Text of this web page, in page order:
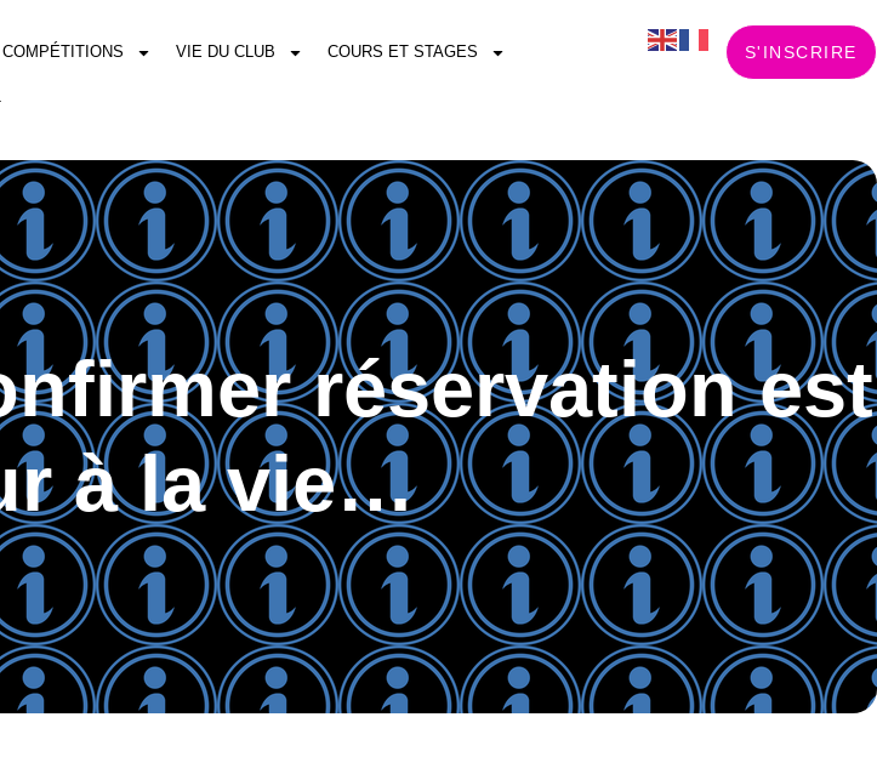
VIE DU CLUB COURS ET STAGES S'INSCRIRE
réservation est
à la vie…